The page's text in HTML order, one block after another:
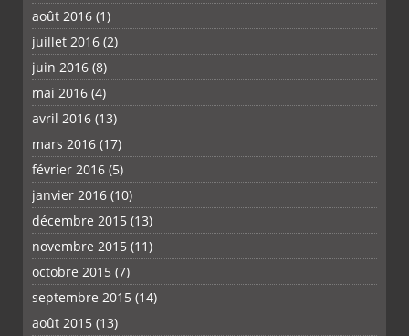
août 2016 (1)
juillet 2016 (2)
juin 2016 (8)
mai 2016 (4)
avril 2016 (13)
mars 2016 (17)
février 2016 (5)
janvier 2016 (10)
décembre 2015 (13)
novembre 2015 (11)
octobre 2015 (7)
septembre 2015 (14)
août 2015 (13)